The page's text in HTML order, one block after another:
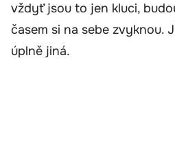
vždyť jsou to jen kluci,
časem si na sebe zvyknou.
úplně jiná.